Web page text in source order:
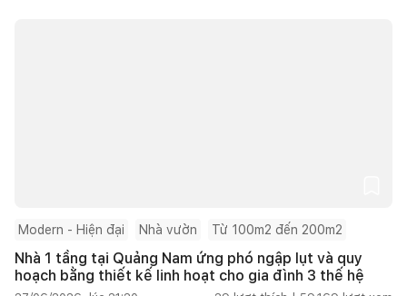
Modern - Hiện đại Nhà vườn Từ 100m2 đến 200m2
Nhà 1 tầng tại Quảng Nam ứng phó ngập lụt và quy
hoạch bằng thiết kế linh hoạt cho gia đình 3 thế hệ